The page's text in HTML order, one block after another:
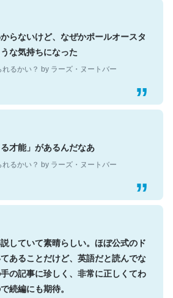
らないけど、なぜかポールオースタ
な気持ちになった
才能」があるんだなあ
していて素晴らしい。ほぼ公式のド
あることだけど、英語だと読んでな
の記事に珍しく、非常に正しくてわ
続編にも期待。